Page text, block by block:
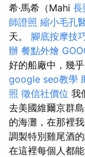
希·馬希（Mahi 長
師證照 縮小毛孔
天。 腳底按摩技
辦 餐點外燴
好的船廠中，幾
google seo教學
照 徵信社價位 我
去美國維爾京群
的海灘，在那裡
調製特別雞尾酒
在這裡每個人都